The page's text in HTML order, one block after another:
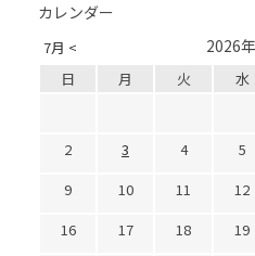
カレンダー
7月 < 2026
日 月 火 水
2
3 4 5
9
10 11 12
16
17 18 19